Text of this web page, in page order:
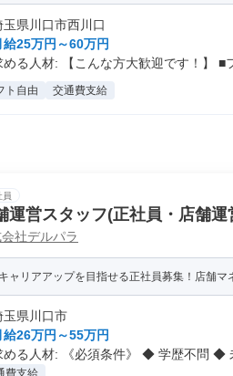
玉県川口市西川口
給25万円～60万円
める人材: 【こんな方大歓迎です！】 ■
ト自由 交通費支給
員
運営スタッフ(正社員・店舗
社デルパラ
キャリアアップを目指せる正社員募集！店舗マ
玉県川口市
給26万円～55万円
める人材: 《必須条件》 ◆ 学歴不問 ◆
費支給